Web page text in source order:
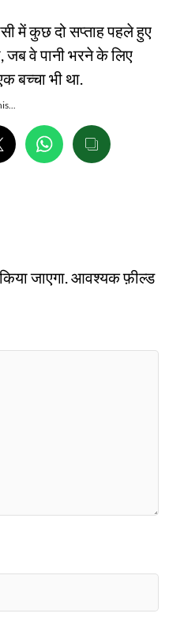
में कुछ दो सप्ताह पहले हुए
वे पानी भरने के लिए
बच्चा भी था.
जाएगा.आवश्यक फ़ील्ड